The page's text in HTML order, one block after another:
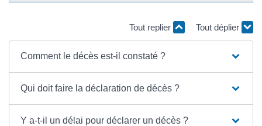
Tout replier Tout déplier
Comment le décès est-il constaté ?
Qui doit faire la déclaration de décès ?
Y a-t-il un délai pour déclarer un décès ?